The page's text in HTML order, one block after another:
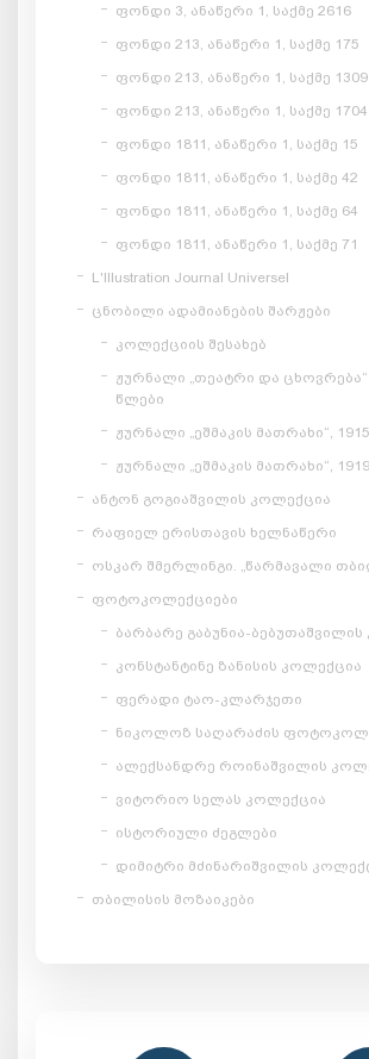
ფონდი 3, ანაწერი 1, საქმე 2616
ფონდი 213, ანაწერი 1, საქმე 175
ფონდი 213, ანაწერი 1, საქმე 1309
ფონდი 213, ანაწერი 1, საქმე 1704
ფონდი 1811, ანაწერი 1, საქმე 15
ფონდი 1811, ანაწერი 1, საქმე 42
ფონდი 1811, ანაწერი 1, საქმე 64
ფონდი 1811, ანაწერი 1, საქმე 71
L'Illustration Journal Universel
ცნობილი ადამიანების შარჟები
კოლექციის შესახებ
ჟურნალი „თეატრი და ცხოვრება“
წლები
ჟურნალი „ეშმაკის მათრახი“,
ჟურნალი „ეშმაკის მათრახი“,
ანტონ გოგიაშვილის კოლექცია
რაფიელ ერისთავის ხელნაწერი
ოსკარ შმერლინგი. „წარმავალი
ფოტოკოლექციები
ბარბარე გაბუნია-
კონსტანტინე ზანისის კოლექცია
ფერადი ტაო-კლარჯეთი
ნიკოლოზ საღარაძის
ალექსანდრე როინაშვილის
ვიტორიო სელას კოლექცია
ისტორიული ძეგლები
დიმიტრი მძინარიშვილის
თბილისის მოზაიკები